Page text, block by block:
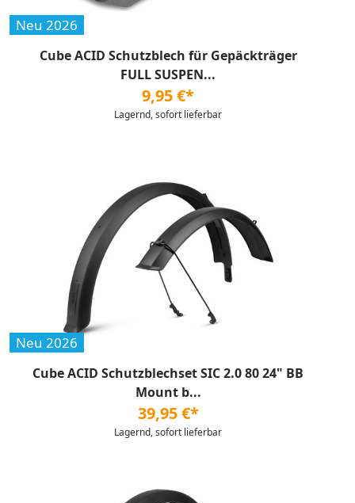
Neu 2026
Cube ACID Schutzblech für Gepäckträger
FULL SUSPEN...
9,95 €*
Lagernd, sofort lieferbar
Neu 2026
Cube ACID Schutzblechset SIC 2.0 80 24" BB
Mount b...
39,95 €*
Lagernd, sofort lieferbar